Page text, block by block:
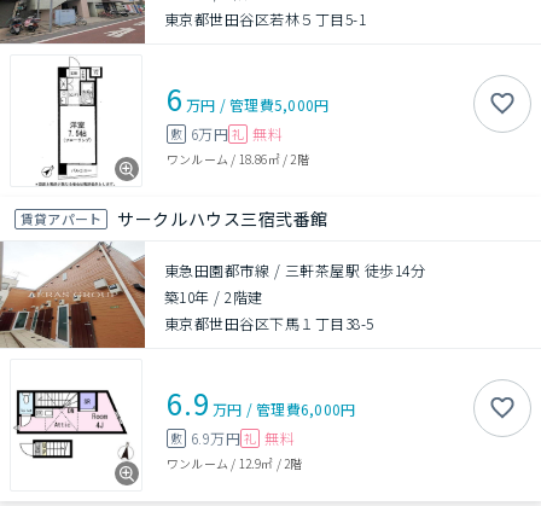
東京都世田谷区若林５丁目5-1
6 万円 /管理費5,000円
敷 6万円 礼 無料
ワンルーム / 18.86㎡/ 2階
賃貸アパート サークルハウス三宿弐番館
東急田園都市線 / 三軒茶屋駅 徒歩14分
築10年 /2階建
東京都世田谷区下馬１丁目38-5
6.9 万円 /管理費6,000円
敷 6.9万円 礼 無料
ワンルーム / 12.9㎡ / 2階